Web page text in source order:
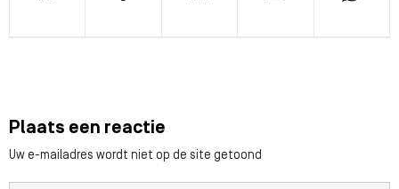
Plaats een reactie
Uw e-mailadres wordt niet op de site getoond